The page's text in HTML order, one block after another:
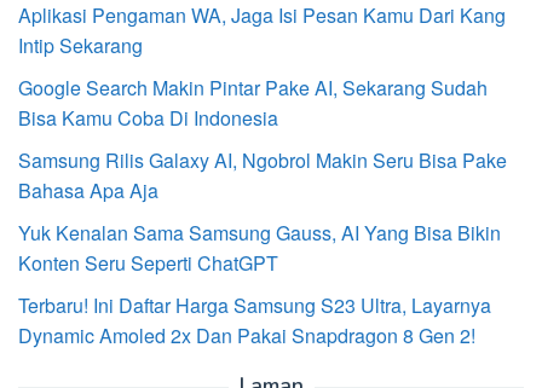
Aplikasi Pengaman WA, Jaga Isi Pesan Kamu Dari Kang
Intip Sekarang
Google Search Makin Pintar Pake AI, Sekarang Sudah
Bisa Kamu Coba Di Indonesia
Samsung Rilis Galaxy AI, Ngobrol Makin Seru Bisa Pake
Bahasa Apa Aja
Yuk Kenalan Sama Samsung Gauss, AI Yang Bisa Bikin
Konten Seru Seperti ChatGPT
Terbaru! Ini Daftar Harga Samsung S23 Ultra, Layarnya
Dynamic Amoled 2x Dan Pakai Snapdragon 8 Gen 2!